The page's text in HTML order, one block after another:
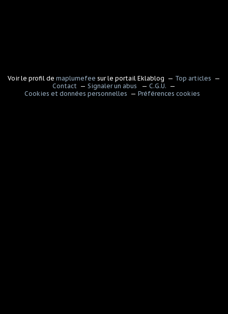
Voir le profil de maplumefee sur le portail Eklablog
Top articles
Contact
Signaler un abus
C.G.U.
Cookies et données personnelles
Préférences cookies